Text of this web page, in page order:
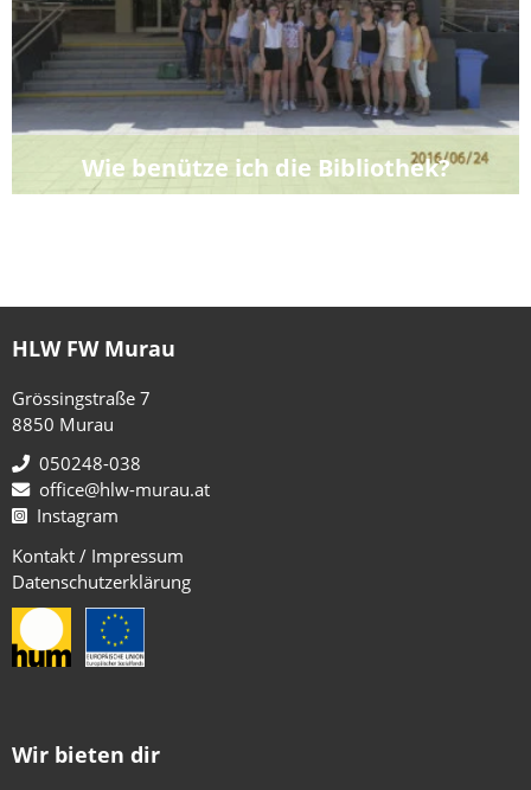
Wie benütze ich die Bibliothek?
HLW FW Murau
Grössingstraße 7
8850 Murau
050248-038
office@hlw-murau.at
Instagram
Kontakt / Impressum
Datenschutzerklärung
Wir bieten dir